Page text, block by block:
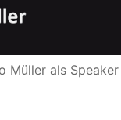
Müller als